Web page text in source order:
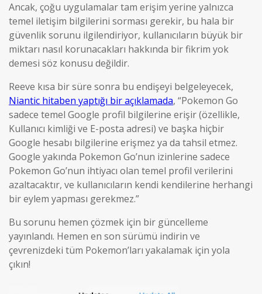
Ancak, çoğu uygulamalar tam erişim yerine yalnızca
temel iletişim bilgilerini sorması gerekir, bu hala bir
güvenlik sorunu ilgilendiriyor, kullanıcıların büyük bir
miktarı nasıl korunacakları hakkında bir fikrim yok
demesi söz konusu değildir.
Reeve kısa bir süre sonra bu endişeyi belgeleyecek,
Niantic hitaben yaptığı bir açıklamada, “Pokemon Go
sadece temel Google profil bilgilerine erişir (özellikle,
Kullanıcı kimliği ve E-posta adresi) ve başka hiçbir
Google hesabı bilgilerine erişmez ya da tahsil etmez.
Google yakında Pokemon Go’nun izinlerine sadece
Pokemon Go’nun ihtiyacı olan temel profil verilerini
azaltacaktır, ve kullanıcıların kendi kendilerine herhangi
bir eylem yapması gerekmez.”
Bu sorunu hemen çözmek için bir güncelleme
yayınlandı. Hemen en son sürümü indirin ve
çevrenizdeki tüm Pokemon’ları yakalamak için yola
çıkın!